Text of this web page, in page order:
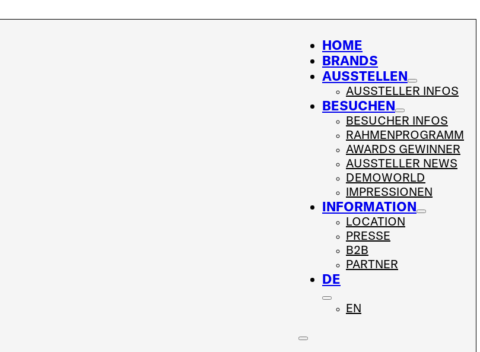
HOME
BRANDS
AUSSTELLEN
AUSSTELLER INFOS
BESUCHEN
BESUCHER INFOS
RAHMENPROGRAMM
AWARDS GEWINNER
AUSSTELLER NEWS
DEMOWORLD
IMPRESSIONEN
INFORMATION
LOCATION
PRESSE
B2B
PARTNER
DE
EN